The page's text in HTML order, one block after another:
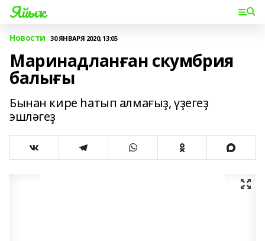
Яйыҡ
Новости 30 ЯНВАРЯ 2020, 13:05
Маринадланған скумбрия
балығы
Бынан кире һатып алмағыҙ, үҙегеҙ
эшләгеҙ